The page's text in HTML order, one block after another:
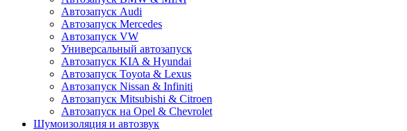
Автозапуск Audi
Автозапуск Mercedes
Автозапуск VW
Универсальный автозапуск
Автозапуск KIA & Hyundai
Автозапуск Toyota & Lexus
Автозапуск Nissan & Infiniti
Автозапуск Mitsubishi & Citroen
Автозапуск на Opel & Chevrolet
Шумоизоляция и автозвук